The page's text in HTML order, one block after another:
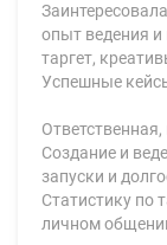
опыт ведения
таргет,
Успешные
Создание и
запуски и
Статистику по
личном